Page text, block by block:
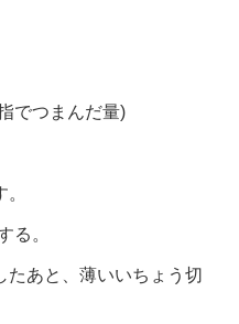
でつまんだ量)
る。
あと、薄いいちょう切